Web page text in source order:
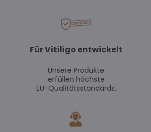
Für Vitiligo entwickelt
Unsere Produkte
erfüllen höchste
EU-Qualitätsstandards.